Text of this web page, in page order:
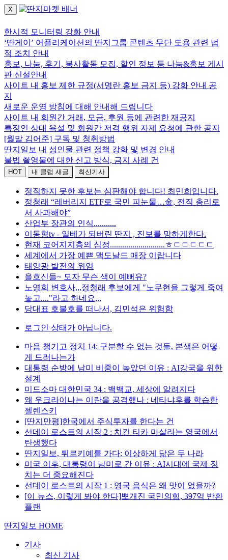
X
한시적 모니터링 강화 안내
‘딴게이’ 어플리케이션의 딴지그룹 콘텐츠 무단 도용 관련 법
적 조치 안내
홍보, 나눔, 후기, 봉사활동 모집, 할인 정보 등 나눔&홍보 게시
판 신설안내
사이트 내 홍보 제한 규정(서명란 홍보 금지 등) 강화 안내 공
지
새로운 운영 방침에 대해 안내해 드립니다
사이트 내 회원간 거래, 모금, 후원 등에 관련한 재공지
특정인 상대 욕설 및 회원간 저격 행위 자제 요청에 관한 공지
[월말 김어준] 구독 및 청취방법
딴지일보 내 성인물 관련 정책 강화 및 변경 안내
불법 촬영물에 대한 신고 방식, 금지 사례 건
HOT 내 클럽 새글 최신기사
정직하지 못한 후보는 심판해야 합니다! 최민희입니다.
정청래 “레버리지 ETF로 국민 피눈물…金, 전직 총리로
서 사과해야”
산업부 장관의 인식...........
이동형tv - 일베가 되버린 딴지 , 진보를 망하게한다.
현재 코어지지층의 심정...........................ㅎㄷㄷㄷㄷㄷ
세계에서 가장 예쁜 맥도날드 매장 이랍니다
태양광 발전의 위엄
을흐신들~ 모자 무슨 색이 예뻐유?
노영희 변호사,,,정청래 후보에게 "노무현을 그렇게 죽여
놓고...."라고 하네요,,,
당대표 호불호를 떠나서, 김민석은 위험함
로그인 상태가 아닙니다.
마음 챙기고 정치 14: 구분할 수 없는 것들, 본색은 어떻
게 드러나는가
대통령 순방에 남미 비중이 높았던 이유 : AI강국을 위한
설계
미드소마 대한민국 34 : 백백교, 세상에 알려지다
왜 우크라이나는 이란을 공격했나 : 네타냐후를 학습한
젤렌스키
[딴지만평]한국에서 주식투자를 한다는 건
선데이 로스트의 시작 2 : 치킨 티카 마살라는 영국에서
탄생했다
딴지일보, 튀르키예를 가다: 이상하게 닮은 두 나라
미국 이후, 대통령이 남미로 간 이유 : AI시대에 국제 정
치는 더 중요해진다
선데이 로스트의 시작 1 : 영국 음식은 왜 맛이 없을까?
[이 뉴스, 이렇게 봐야 한다]뽀개진 국민의힘, 397억 반환
플랜
딴지일보 HOME
기사
최신 기사